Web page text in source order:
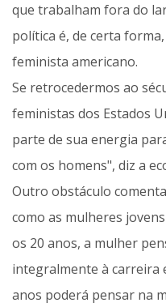
que trabalham fora do
política é, de certa
feminista americano.
Se retrocedermos ao
feministas dos Estados
parte de sua energia
com os homens", diz a
Outro obstáculo
como as mulheres
os 20 anos, a mulher
integralmente à carreira
anos poderá pensar na